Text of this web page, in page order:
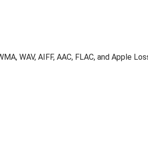
WAV, AIFF, AAC, FLAC, and Apple